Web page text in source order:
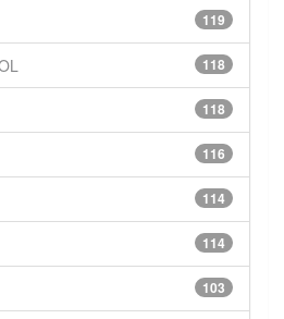
119
118
118
116
114
114
103